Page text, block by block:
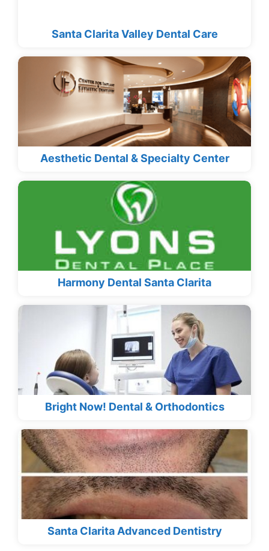
Santa Clarita Valley Dental Care
Aesthetic Dental & Specialty Center
Harmony Dental Santa Clarita
Bright Now! Dental & Orthodontics
Santa Clarita Advanced Dentistry